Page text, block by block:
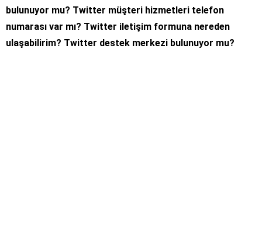
bulunuyor mu? Twitter müşteri hizmetleri telefon
numarası var mı? Twitter iletişim formuna nereden
ulaşabilirim? Twitter destek merkezi bulunuyor mu?